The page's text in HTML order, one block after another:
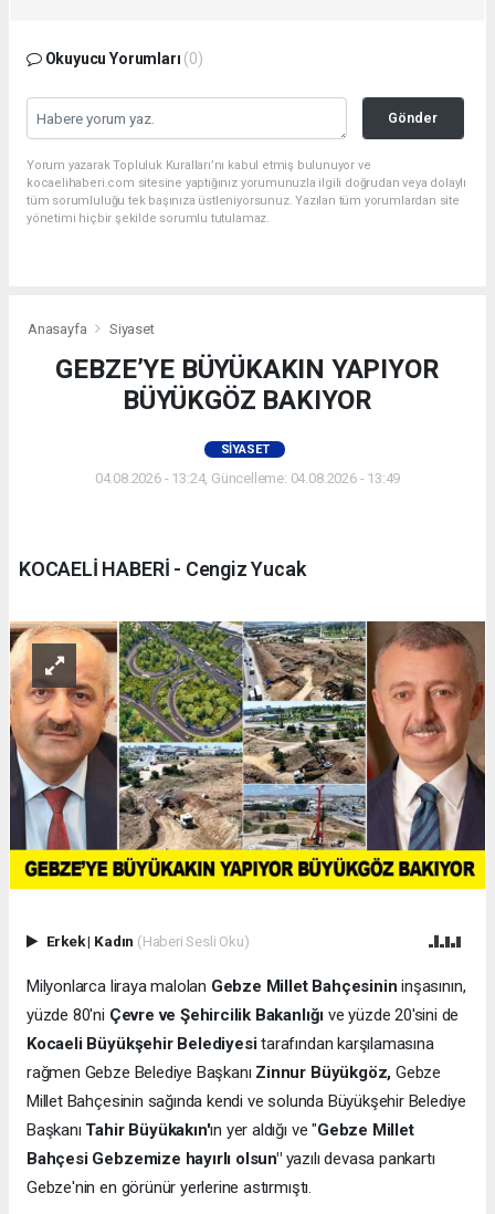
Okuyucu Yorumları (0)
Gönder
Yorum yazarak Topluluk Kuralları’nı kabul etmiş bulunuyor ve
kocaelihaberi.com sitesine yaptığınız yorumunuzla ilgili doğrudan veya dolaylı
tüm sorumluluğu tek başınıza üstleniyorsunuz. Yazılan tüm yorumlardan site
yönetimi hiçbir şekilde sorumlu tutulamaz.
Anasayfa Siyaset
GEBZE’YE BÜYÜKAKIN YAPIYOR
BÜYÜKGÖZ BAKIYOR
SIYASET
04.08.2026 - 13:24, Güncelleme: 04.08.2026 - 13:49
KOCAELİ HABERİ - Cengiz Yucak
Erkek| Kadın (Haberi Sesli Oku)
Milyonlarca liraya malolan Gebze Millet Bahçesinin inşasının,
yüzde 80'ni Çevre ve Şehircilik Bakanlığı ve yüzde 20'sini de
Kocaeli Büyükşehir Belediyesitarafından karşılamasına
rağmen Gebze Belediye Başkanı Zinnur Büyükgöz, Gebze
Millet Bahçesinin sağında kendi ve solunda Büyükşehir Belediye
Başkanı Tahir Büyükakın'ın yer aldığı ve "Gebze Millet
Bahçesi Gebzemize hayırlı olsun"yazılı devasa pankartı
Gebze'nin en görünür yerlerine astırmıştı.